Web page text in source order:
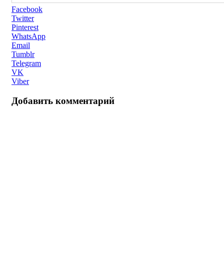
Facebook
Twitter
Pinterest
WhatsApp
Email
Tumblr
Telegram
VK
Viber
Добавить комментарий